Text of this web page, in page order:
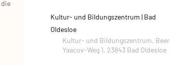
Kultur- und Bildungszentrum | Bad
Oldesloe
Kultur- und Bildungszentrum,
Yaacov-Weg 1, 23843 Bad Oldesloe